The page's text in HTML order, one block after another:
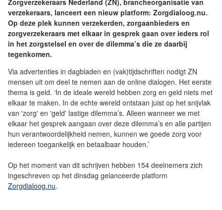
Zorgverzekeraars Nederland (ZN), brancheorganisatie van
verzekeraars, lanceert een nieuw platform: Zorgdialoog.nu.
Op deze plek kunnen verzekerden, zorgaanbieders en
zorgverzekeraars met elkaar in gesprek gaan over ieders rol
in het zorgstelsel en over de dilemma’s die ze daarbij
tegenkomen.
Via advertenties in dagbladen en (vak)tijdschriften nodigt ZN
mensen uit om deel te nemen aan de online dialogen. Het eerste
thema is geld. ‘In de ideale wereld hebben zorg en geld niets met
elkaar te maken. In de echte wereld ontstaan juist op het snijvlak
van 'zorg' en 'geld' lastige dilemma’s. Alleen wanneer we met
elkaar het gesprek aangaan over deze dilemma’s en alle partijen
hun verantwoordelijkheid nemen, kunnen we goede zorg voor
iedereen toegankelijk en betaalbaar houden.’
Op het moment van dit schrijven hebben 154 deelnemers zich
ingeschreven op het dinsdag gelanceerde platform
Zorgdialoog.nu.